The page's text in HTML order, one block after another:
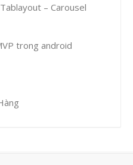
– Carousel
trong android